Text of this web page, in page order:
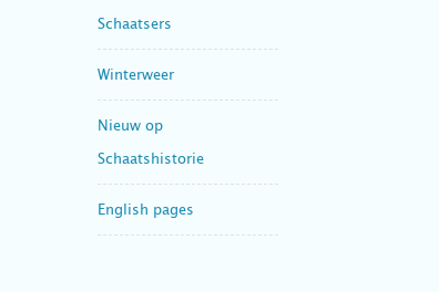
Schaatsers
Winterweer
Nieuw op
Schaatshistorie
English pages